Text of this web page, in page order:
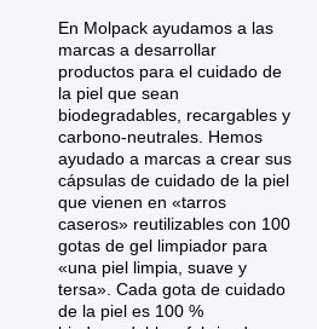
En Molpack ayudamos a las
marcas a desarrollar
productos para el cuidado de
la piel que sean
biodegradables, recargables y
carbono-neutrales. Hemos
ayudado a marcas a crear sus
cápsulas de cuidado de la piel
que vienen en «tarros
caseros» reutilizables con 100
gotas de gel limpiador para
«una piel limpia, suave y
tersa». Cada gota de cuidado
de la piel es 100 %